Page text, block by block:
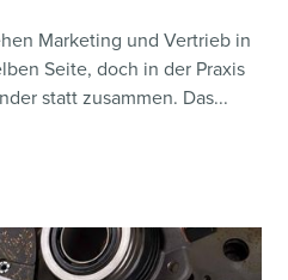
Marketing und Vertrieb in
Seite, doch in der Praxis
statt zusammen. Das...